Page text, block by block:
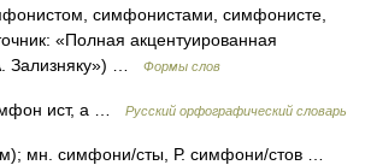
симфонистами, симфонисте,
«Полная акцентуированная
Зализняку») …
Формы слов
ист, а … Русский орфографический словарь
мн. симфони/сты, Р. симфони/стов …